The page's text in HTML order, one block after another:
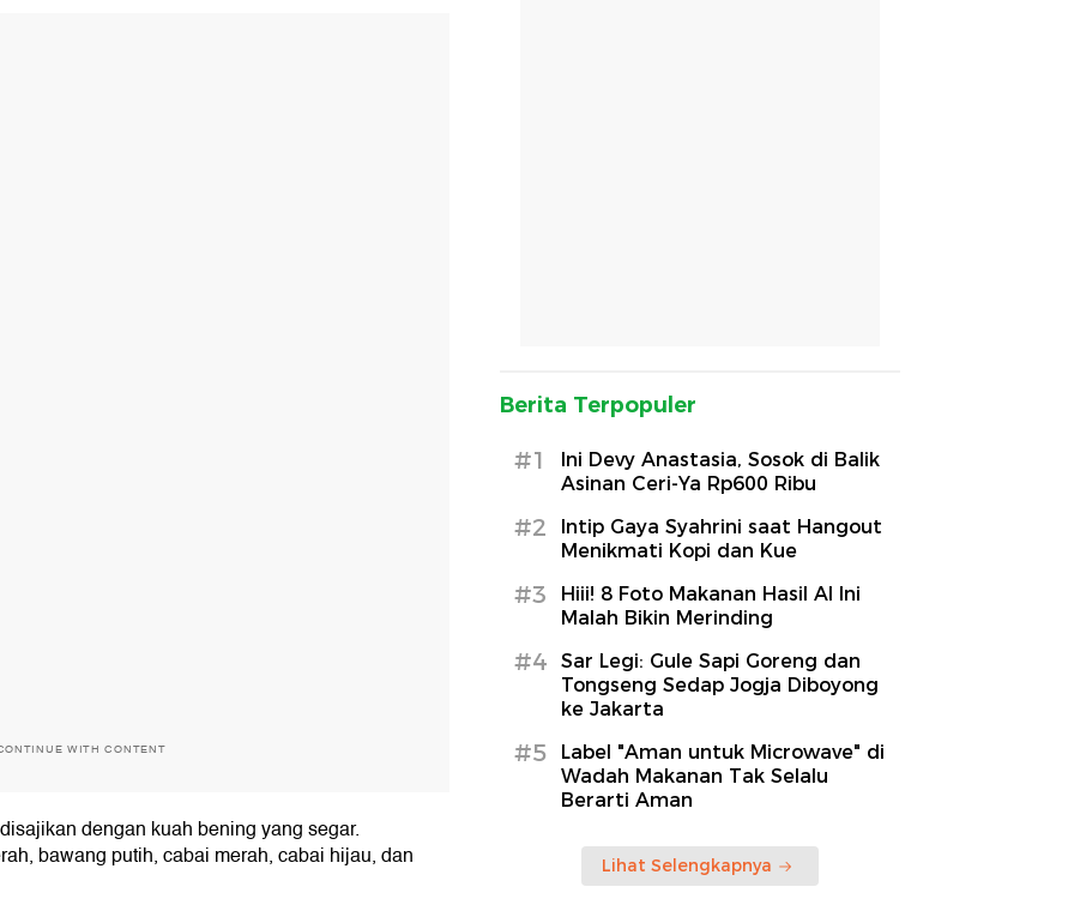
WITH CONTENT
dengan kuah bening yang segar.
bawang putih, cabai merah, cabai hijau, dan
Berita Terpopuler
#1
Ini Devy Anastasia, Sosok di Balik
Asinan Ceri-Ya Rp600 Ribu
#2
Intip Gaya Syahrini saat Hangout
Menikmati Kopi dan Kue
#3
Hiii! 8 Foto Makanan Hasil AI Ini
Malah Bikin Merinding
#4
Sar Legi: Gule Sapi Goreng dan
Tongseng Sedap Jogja Diboyong
ke Jakarta
#5
Label "Aman untuk Microwave" di
Wadah Makanan Tak Selalu
Berarti Aman
Lihat Selengkapnya